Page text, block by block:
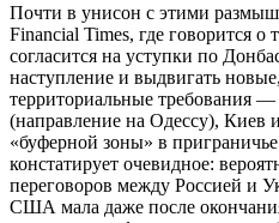
Почти в унисон с этими
Financial Times, где говорится о
согласится на уступки по
наступление и выдвигать
территориальные требования
(направление на Одессу), Киев
«буферной зоны» в
констатирует очевидное:
переговоров между Россией и
США мала даже после